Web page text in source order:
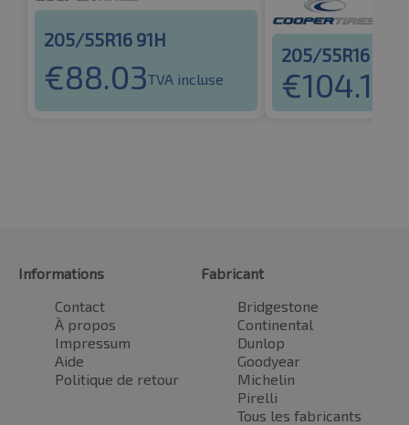
205/55R16 91H
€88.03TVA incluse
205/55R16 94V
€104.14
Informations
Contact
À propos
Impressum
Aide
Politique de retour
Fabricant
Bridgestone
Continental
Dunlop
Goodyear
Michelin
Pirelli
Tous les fabricants